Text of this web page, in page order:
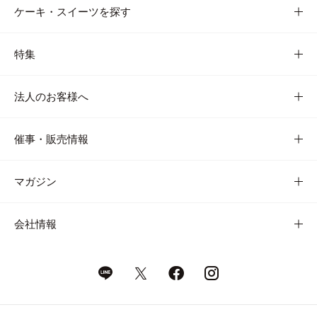
ケーキ・スイーツを探す
特集
法人のお客様へ
催事・販売情報
マガジン
会社情報